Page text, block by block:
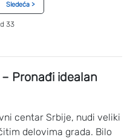
Sledeća >
33
Pronađi idealan
centar Srbije, nudi veliki
delovima grada. Bilo